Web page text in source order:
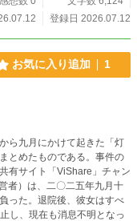
登録日 2026.07.12
お気に入り追加 1
ら九月にかけて起きた「灯
とめたものである。事件の
有サイト「ViShare」チャン
者）は、二〇二五年九月十
った。退院後、彼女はすべ
し、現在も消息不明となっ